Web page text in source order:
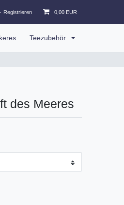
Registrieren 0,00 EUR
Teezubehör
des Meeres